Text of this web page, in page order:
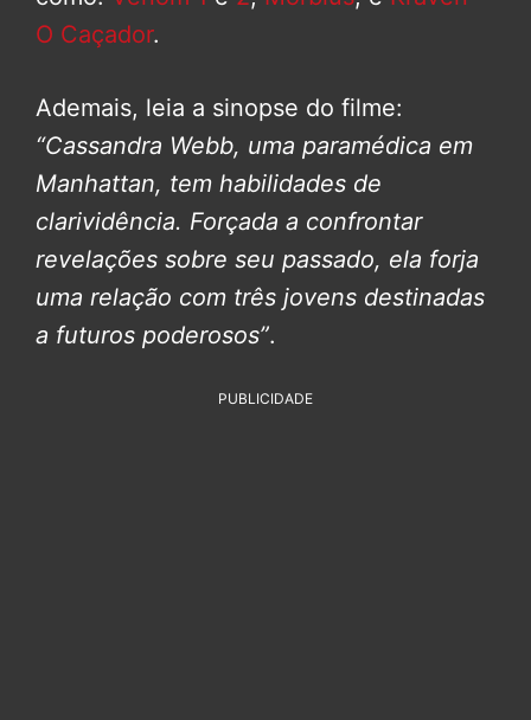
O Caçador.
Ademais, leia a sinopse do filme:
“Cassandra Webb, uma paramédica em
Manhattan, tem habilidades de
clarividência. Forçada a confrontar
revelações sobre seu passado, ela forja
uma relação com três jovens destinadas
a futuros poderosos”.
PUBLICIDADE